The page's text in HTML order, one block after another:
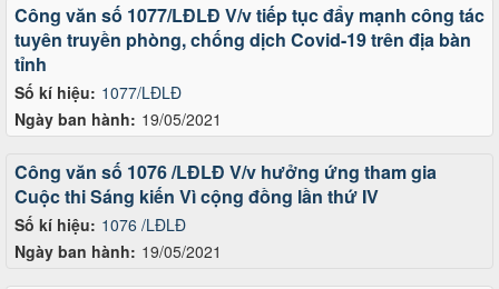
Số kí hiệu: 1077/LĐLĐ
Ngày ban hành: 19/05/2021
Công văn số 1077/LĐLĐ V/v tiếp tục đẩy mạnh công tác
tuyên truyền phòng, chống dịch Covid-19 trên địa bàn
tỉnh
Số kí hiệu: 1076 /LĐLĐ
Ngày ban hành: 19/05/2021
Công văn số 1076 /LĐLĐ V/v hưởng ứng tham gia
Cuộc thi Sáng kiến Vì cộng đồng lần thứ IV